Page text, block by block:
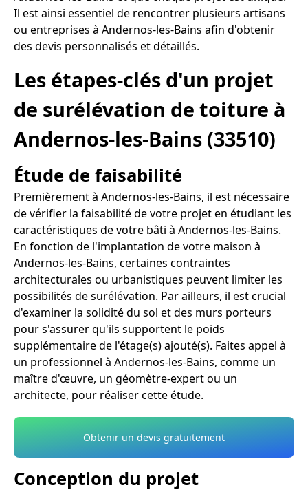
Il est ainsi essentiel de rencontrer plusieurs artisans
ou entreprises à Andernos-les-Bains afin d'obtenir
des devis personnalisés et détaillés.
Les étapes-clés d'un projet
de surélévation de toiture à
Andernos-les-Bains (33510)
Étude de faisabilité
Premièrement à Andernos-les-Bains, il est nécessaire
de vérifier la faisabilité de votre projet en étudiant les
caractéristiques de votre bâti à Andernos-les-Bains.
En fonction de l'implantation de votre maison à
Andernos-les-Bains, certaines contraintes
architecturales ou urbanistiques peuvent limiter les
possibilités de surélévation. Par ailleurs, il est crucial
d'examiner la solidité du sol et des murs porteurs
pour s'assurer qu'ils supportent le poids
supplémentaire de l'étage(s) ajouté(s). Faites appel à
un professionnel à Andernos-les-Bains, comme un
maître d'œuvre, un géomètre-expert ou un
architecte, pour réaliser cette étude.
Obtenir un devis gratuitement
Conception du projet